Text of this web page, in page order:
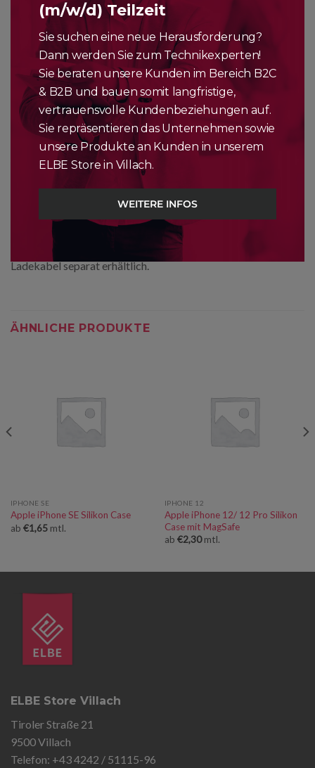
BESCHREIBUNG
ZUSÄTZLICHE INFORMATIONEN
Mit diesem kompakten Netzteil kannst du deine Geräte zu
Hause, im Büro oder unterwegs schnell und effizient aufladen.
Und du kannst es mit allen Apple Watch, iPhone oder iPod
Modellen verwenden.
Wichtiger Hinweis:
Dieses Netzteil hat fixierte EU Stecker, die in
Teilen von Lateinamerika verwendet werden.
Ladekabel separat erhältlich.
ÄHNLICHE PRODUKTE
IPHONE SE
Apple iPhone SE Silikon Case
ab €1,65mtl.
IPHONE 12
Apple iPhone 12/ 12 Pro Silikon
Case mit MagSafe
ab €2,30mtl.
ELBE Store Villach
Tiroler Straße 21
9500 Villach
Telefon: +43 4242 / 51115-96
(m/w/d) Teilzeit
Sie suchen eine neue Herausforderung?
Dann werden Sie zum Technikexperten!
Sie beraten unsere Kunden im Bereich B2C
& B2B und bauen somit langfristige,
vertrauensvolle Kundenbeziehungen auf.
Sie repräsentieren das Unternehmen sowie
unsere Produkte an Kunden in unserem
ELBE Store in Villach.
WEITERE INFOS